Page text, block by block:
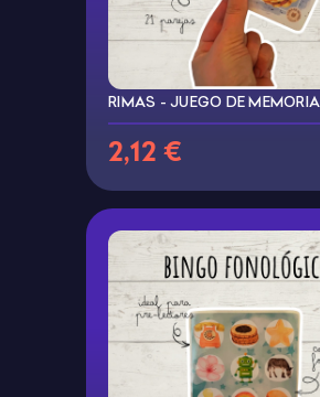
RIMAS - JUEGO DE MEMORIA
2,12 €